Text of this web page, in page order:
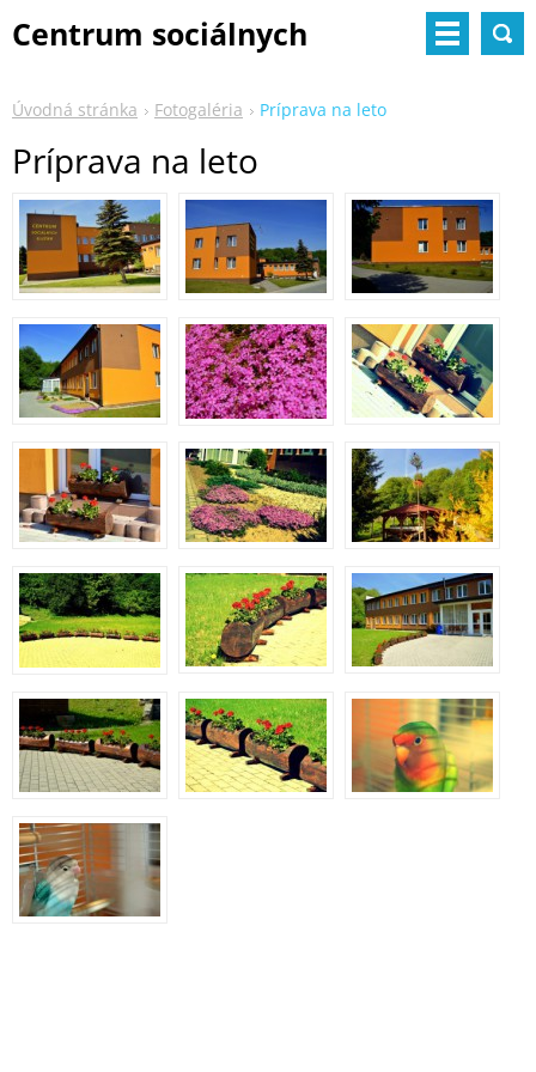
Centrum sociálnych
Úvodná stránka Fotogaléria Príprava na leto
Príprava na leto